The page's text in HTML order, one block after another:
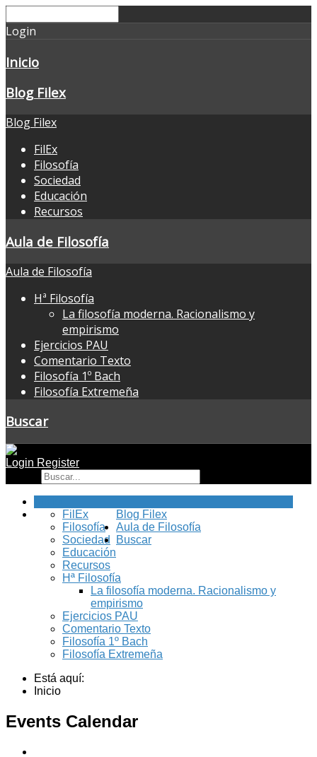
Login
Inicio
Blog Filex
Blog Filex
FilEx
Filosofía
Sociedad
Educación
Recursos
Aula de Filosofía
Aula de Filosofía
Hª Filosofía
La filosofía moderna. Racionalismo y
empirismo
Ejercicios PAU
Comentario Texto
Filosofía 1º Bach
Filosofía Extremeña
Buscar
Login Register
Blog Filex
FilEx
Filosofía
Sociedad
Educación
Recursos
Aula de Filosofía
Hª Filosofía
La filosofía moderna. Racionalismo y
empirismo
Ejercicios PAU
Comentario Texto
Filosofía 1º Bach
Filosofía Extremeña
Buscar
Está aquí:
Inicio
Events Calendar